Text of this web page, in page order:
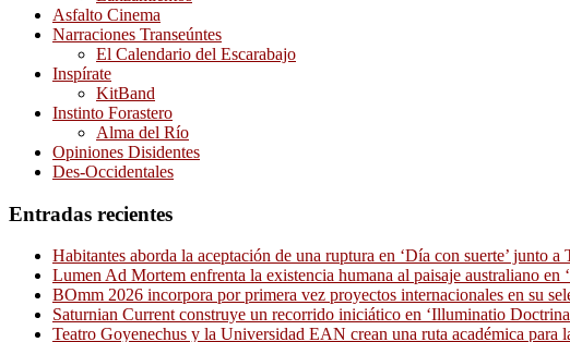
Asfalto Cinema
Narraciones Transeúntes
El Calendario del Escarabajo
Inspírate
KitBand
Instinto Forastero
Alma del Río
Opiniones Disidentes
Des-Occidentales
Entradas recientes
Habitantes aborda la aceptación de una ruptura en ‘Día con suerte’ junto a
Lumen Ad Mortem enfrenta la existencia humana al paisaje australiano en
BOmm 2026 incorpora por primera vez proyectos internacionales en su
Saturnian Current construye un recorrido iniciático en ‘Illuminatio
Teatro Goyenechus y la Universidad EAN crean una ruta académica para